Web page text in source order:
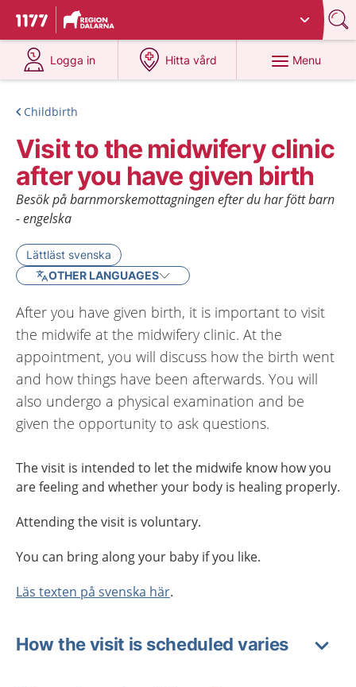
To start page for 1177
Du har valt region
Logga in
at 1177.se
Hitta vård
at 1177.se
Menu
Childbirth
Visit to the midwifery clinic
after you have given birth
Besök på barnmorskemottagningen efter du har fött barn
- engelska
Lättläst svenska
OTHER LANGUAGES
After you have given birth, it is important to visit
the midwife at the midwifery clinic. At the
appointment, you will discuss how the birth went
and how things have been afterwards. You will
also undergo a physical examination and be
given the opportunity to ask questions.
The visit is intended to let the midwife know how you
are feeling and whether your body is healing properly.
Attending the visit is voluntary.
You can bring along your baby if you like.
Läs texten på svenska här.
How the visit is scheduled varies